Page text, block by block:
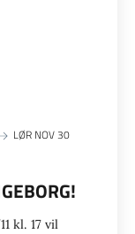
LØR NOV 30
kl. 17 vil